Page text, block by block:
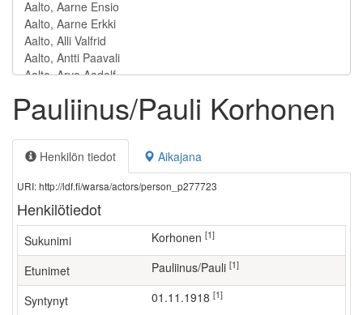
Pauliinus/Pauli Korhonen
Henkilön tiedot Aikajana
URI: http://ldf.fi/warsa/actors/person_p277723
Henkilötiedot
Sukunimi Korhonen [1]
Etunimet Pauliinus/Pauli [1]
Syntynyt 01.11.1918 [1]